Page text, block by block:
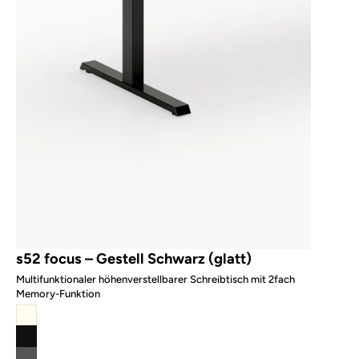
s52 focus – Gestell Schwarz (glatt)
Multifunktionaler höhenverstellbarer Schreibtisch mit 2fach
Memory-Funktion